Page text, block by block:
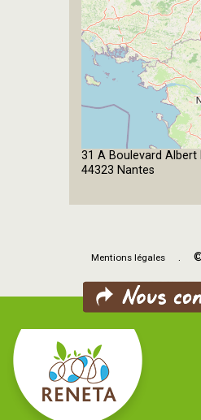
31 A Boulevard Albert
44323 Nantes
Mentions légales . ©